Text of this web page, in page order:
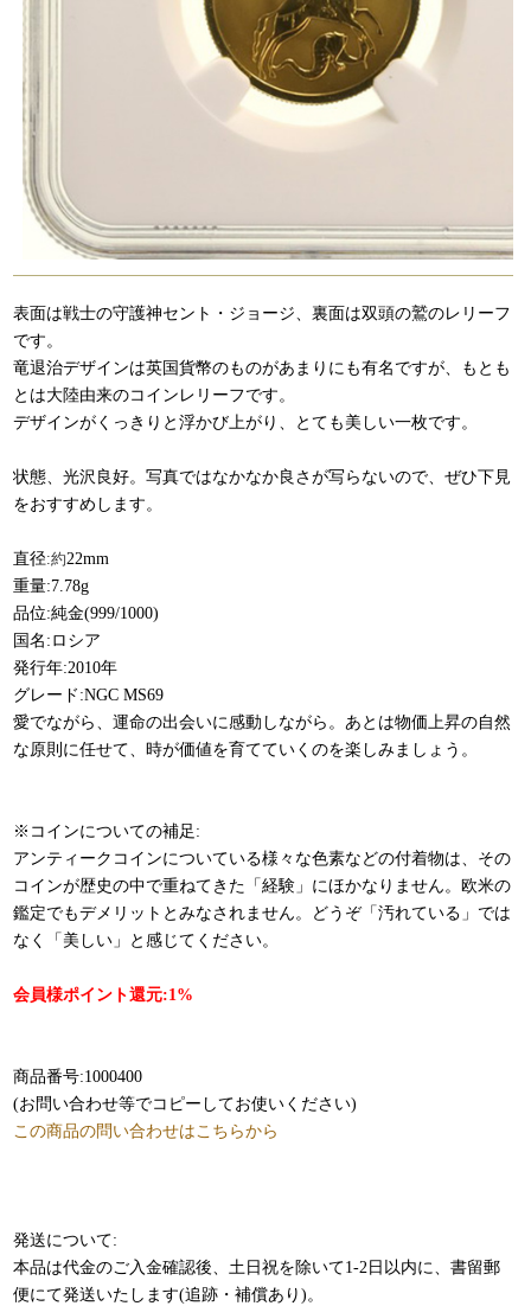
表面は戦士の守護神セント・ジョージ、裏面は双頭の鷲のレリーフ
です。
竜退治デザインは英国貨幣のものがあまりにも有名ですが、もとも
とは大陸由来のコインレリーフです。
デザインがくっきりと浮かび上がり、とても美しい一枚です。
状態、光沢良好。写真ではなかなか良さが写らないので、ぜひ下見
をおすすめします。
直径:約22mm
重量:7.78g
品位:純金(999/1000)
国名:ロシア
発行年:2010年
グレード:NGC MS69
愛でながら、運命の出会いに感動しながら。あとは物価上昇の自然
な原則に任せて、時が価値を育てていくのを楽しみましょう。
※コインについての補足:
アンティークコインについている様々な色素などの付着物は、その
コインが歴史の中で重ねてきた「経験」にほかなりません。欧米の
鑑定でもデメリットとみなされません。どうぞ「汚れている」では
なく「美しい」と感じてください。
会員様ポイント還元:1%
商品番号:1000400
(お問い合わせ等でコピーしてお使いください)
この商品の問い合わせはこちらから
発送について:
本品は代金のご入金確認後、土日祝を除いて1-2日以内に、書留郵
便にて発送いたします(追跡・補償あり)。